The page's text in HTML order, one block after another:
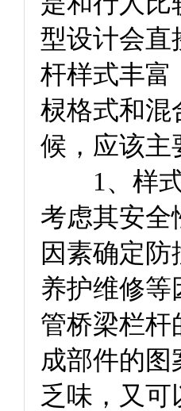
型设计会直
杆样式丰富
棂格式和混
候，应该主
1、样式
考虑其安全
因素确定
养护维修等
管桥梁栏杆
成部件的
乏味，又